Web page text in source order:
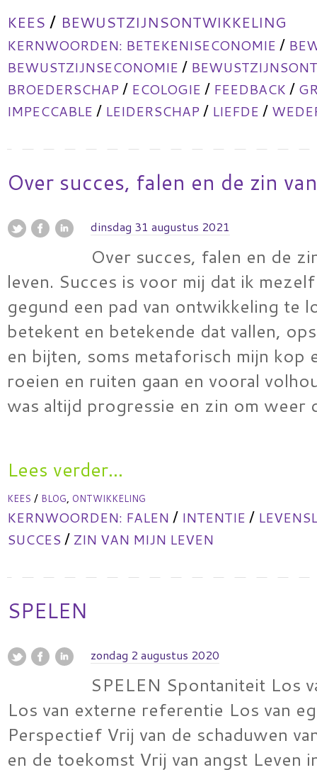
KEES / BEWUSTZIJNSONTWIKKELING
KERNWOORDEN: BETEKENISECONOMIE /
BEWUSTZIJNSECONOMIE /
BROEDERSCHAP / ECOLOGIE / FEEDBACK /
IMPECCABLE / LEIDERSCHAP / LIEFDE /
Over succes, falen en de zin
dinsdag 31 augustus 2021
Over succes, falen en de
leven. Succes is voor mij dat ik
gegund een pad van ontwikkeling te
betekent en betekende dat vallen,
en bijten, soms metaforisch mijn kop
roeien en ruiten gaan en vooral
was altijd progressie en zin om
Lees verder...
KEES / BLOG, ONTWIKKELING
KERNWOORDEN: FALEN / INTENTIE /
SUCCES / ZIN VAN MIJN LEVEN
SPELEN
zondag 2 augustus 2020
SPELEN Spontaniteit Los
Los van externe referentie Los van
Perspectief Vrij van de schaduwen
en de toekomst Vrij van angst Leven